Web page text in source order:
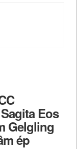
Eos
Gelgling
ép